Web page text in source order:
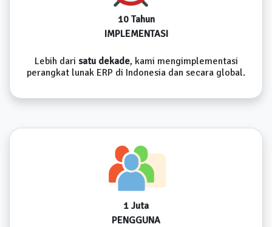
10 Tahun
IMPLEMENTASI
Lebih dari satu dekade, kami mengimplementasi
perangkat lunak ERP di Indonesia dan secara global.
1 Juta
PENGGUNA